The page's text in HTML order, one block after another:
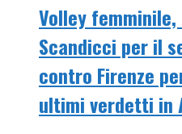
Volley
Scandicci per il
contro Firenze
ultimi verdetti in